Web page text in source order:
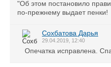
"Об этом постановило
по-прежнему выдает пенки!
Сохбатова Дарья
29.04.2019, 12:40
Опечатка исправлена.